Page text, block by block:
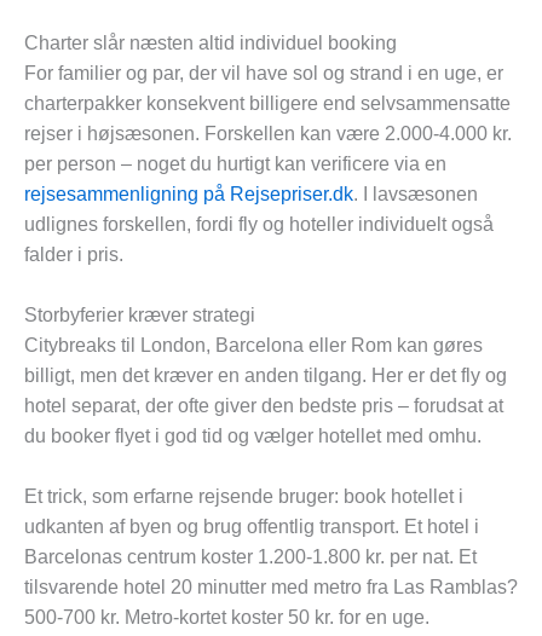
Charter slår næsten altid individuel booking
For familier og par, der vil have sol og strand i en uge, er
charterpakker konsekvent billigere end selvsammensatte
rejser i højsæsonen. Forskellen kan være 2.000-4.000 kr.
per person – noget du hurtigt kan verificere via en
rejsesammenligning på Rejsepriser.dk. I lavsæsonen
udlignes forskellen, fordi fly og hoteller individuelt også
falder i pris.
Storbyferier kræver strategi
Citybreaks til London, Barcelona eller Rom kan gøres
billigt, men det kræver en anden tilgang. Her er det fly og
hotel separat, der ofte giver den bedste pris – forudsat at
du booker flyet i god tid og vælger hotellet med omhu.
Et trick, som erfarne rejsende bruger: book hotellet i
udkanten af byen og brug offentlig transport. Et hotel i
Barcelonas centrum koster 1.200-1.800 kr. per nat. Et
tilsvarende hotel 20 minutter med metro fra Las Ramblas?
500-700 kr. Metro-kortet koster 50 kr. for en uge.